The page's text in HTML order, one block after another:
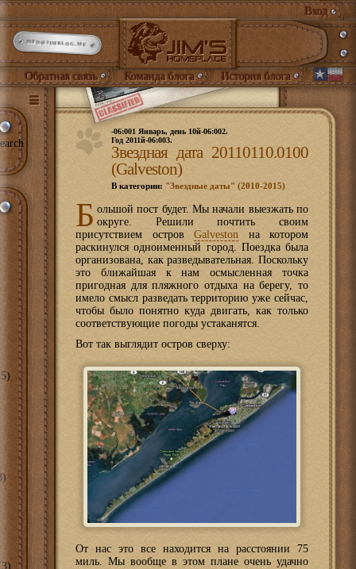
Вход
INFO@JIMBLOG.ME
Обратная связь Команда блога История блога
-06:001 Январь, день 10й-06:002.
Год 2011й-06:003.
Звездная дата 20110110.0100
(Galveston)
В категории: "Звездные даты" (2010-2015)
Б ольшой пост будет. Мы начали выезжать по
округе. Решили почтить своим
присутствием остров Galveston на котором
раскинулся одноименный город. Поездка была
организована, как разведывательная. Поскольку
это ближайшая к нам осмысленная точка
пригодная для пляжного отдыха на берегу, то
имело смысл разведать территорию уже сейчас,
чтобы было понятно куда двигать, как только
соответствующие погоды устаканятся.
Вот так выглядит остров сверху:
От нас это все находится на расстоянии 75
миль. Мы вообще в этом плане очень удачно